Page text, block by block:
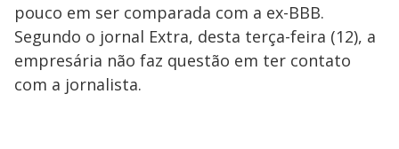
pouco em ser comparada com a ex-BBB.
Segundo o jornal Extra, desta terça-feira (12), a
empresária não faz questão em ter contato
com a jornalista.